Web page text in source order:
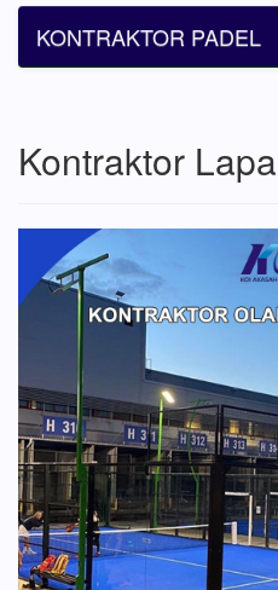
KONTRAKTOR PADEL
Kontraktor